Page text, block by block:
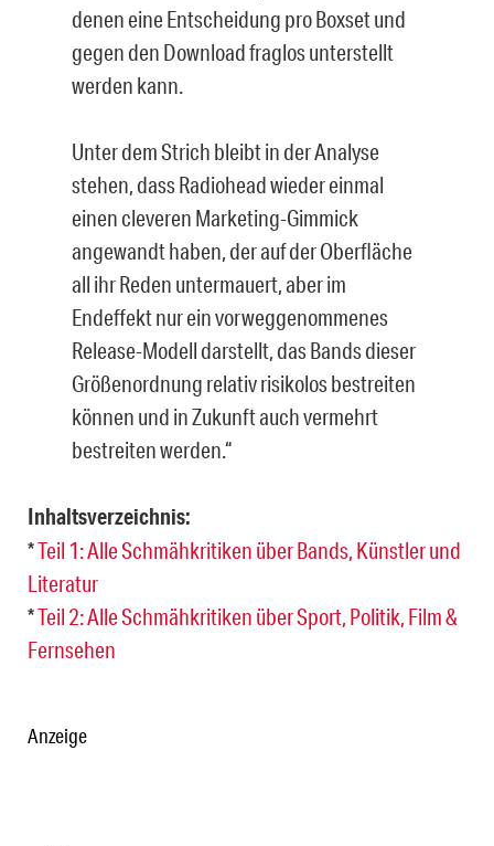
denen eine Entscheidung pro Boxset und
gegen den Download fraglos unterstellt
werden kann.
Unter dem Strich bleibt in der Analyse
stehen, dass Radiohead wieder einmal
einen cleveren Marketing-Gimmick
angewandt haben, der auf der Oberfläche
all ihr Reden untermauert, aber im
Endeffekt nur ein vorweggenommenes
Release-Modell darstellt, das Bands dieser
Größenordnung relativ risikolos bestreiten
können und in Zukunft auch vermehrt
bestreiten werden.“
Inhaltsverzeichnis:
*Teil 1: Alle Schmähkritiken über Bands, Künstler und
Literatur
*Teil 2: Alle Schmähkritiken über Sport, Politik, Film &
Fernsehen
Anzeige